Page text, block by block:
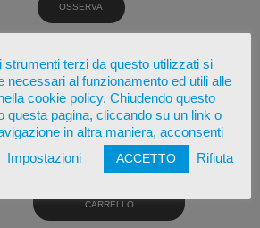
OSSERVA
YOKOHAMA
GEOLANDER A/T G015
215/80 R16 103H
PNEUMATICI ESTIVI
€127,59
CARRELLO
strumenti terzi da questo utilizzati si
necessari al funzionamento ed utili alle
cookie policy. Chiudendo questo
questa pagina, cliccando su un link o
in altra maniera, acconsenti
Impostazioni ACCETTO Rifiuta